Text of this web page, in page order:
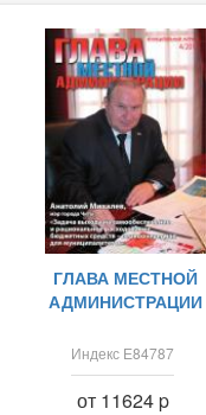
ГЛАВА МЕСТНОЙ
АДМИНИСТРАЦИИ
Индекс Е84787
от 11624 p